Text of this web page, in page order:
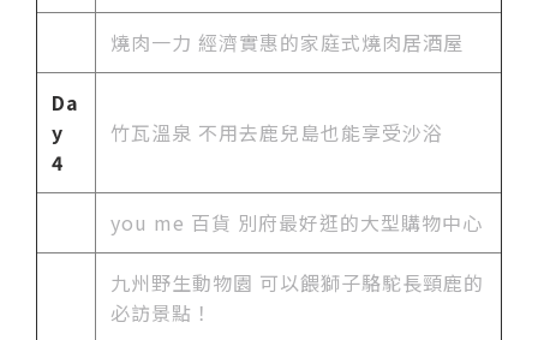
燒肉一力 經濟實惠的家庭式燒肉居酒屋
Da
y
4
竹瓦溫泉 不用去鹿兒島也能享受沙浴
you me 百貨 別府最好逛的大型購物中心
九州野生動物園 可以餵獅子駱駝長頸鹿的
必訪景點！